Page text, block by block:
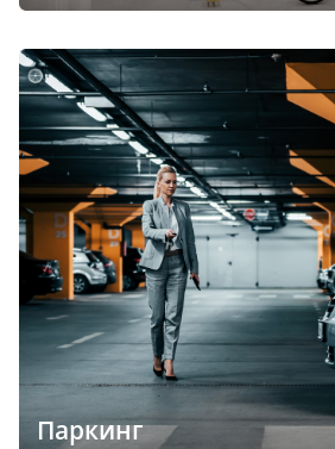
Паркинг